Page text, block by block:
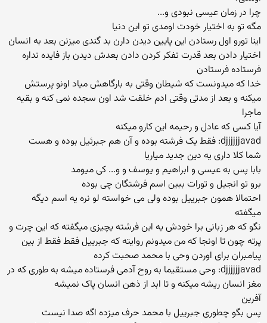
چرا در زمان عیسی نبودی و...
مگه تو به اختیار خودت اومدی تو این دنیا
اینا تورو اول رستادن این پایین دیدن دارن بد گندی میزنن بعد به انسان
اختیار دادن بعد قدرت تفكر كردن دادن بعدش دیدن باز فایده نداره
فرستاده فرستادن
خدا كه میدونست كه شیطان وقتی به بارگاهش میاد اونو پرستش
میكنه و بعد از مدتی وقتی ادم خلقت شد اون سجده نمی كنه و بقیه
ماجرا
آیا كسی كه عادل و رحیمه این كارو میكنه
djjjjjjavad: فقط یک فرشته بوده و آن هم جبرئیل بوده و هست
شما كلا داری یه دین جدید میاریا
بابا پس به عیسی و ابراهیم و یوسف و و... كی میومد
برو تو انجیل و تورات ببین اسم فرشتگان چی بوده
احتمالا همون جبرییل بوده ولی می خواسته لو نره یه اسم دیگه
میگفته
نگو كه هر زبانی برا خودش یه این فرشته یچیزی میگفته كه این چرت و
پرته چون تا اونجا كه من میدونم روایته كه جبرییل فقط فقط از بین
پیامبران برای اوردن وحی با محمد صحبت كرده
djjjjjjavad: وحی مستقیما به روح آدمی فرستاده میشه به طوری که در
مغز انسان ریشه میکنه و تا ابد از ذهن انسان پاک نمیشه
آفرین
پس بگو چطوری جبرییل با محمد حرف میزده اگه صدا نیست